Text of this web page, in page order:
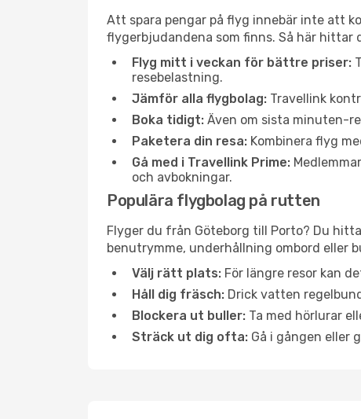
Att spara pengar på flyg innebär inte att
flygerbjudandena som finns. Så här
Flyg mitt i veckan för bättre priser:
resebelastning.
Jämför alla flygbolag: Travellink
Boka tidigt: Även om sista minuten-
Paketera din resa: Kombinera flyg
Gå med i Travellink Prime:
och avbokningar.
Populära flygbolag på rutten
Flyger du från Göteborg till Porto? Du
benutrymme, underhållning ombord eller
Välj rätt plats: För längre resor kan
Håll dig fräsch: Drick vatten
Blockera ut buller: Ta med hörlurar
Sträck ut dig ofta: Gå i gången eller